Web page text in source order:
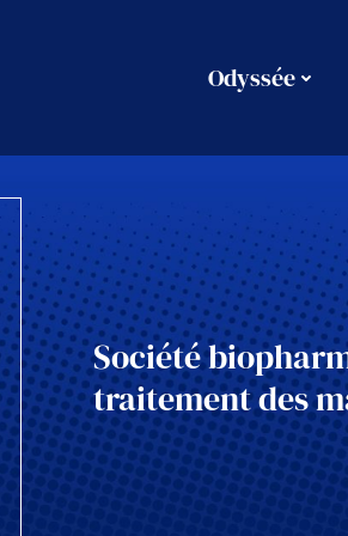
Odyssée
Société
traitement des